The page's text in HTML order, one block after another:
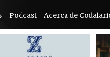
Podcast Acerca de